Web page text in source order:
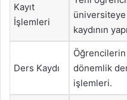
Kayıt
İşlemleri
üniversiteye
kaydının
Ders Kaydı
Öğrencilerin
dönemlik
işlemleri.